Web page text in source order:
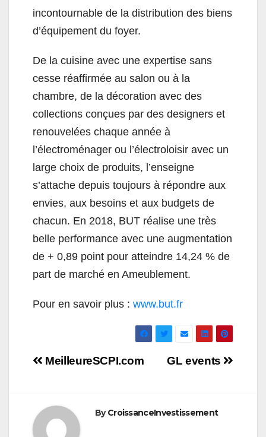
incontournable de la distribution des biens
d’équipement du foyer.
De la cuisine avec une expertise sans
cesse réaffirmée au salon ou à la
chambre, de la décoration avec des
collections conçues par des designers et
renouvelées chaque année à
l’électroménager ou l’électroloisir avec un
large choix de produits, l’enseigne
s’attache depuis toujours à répondre aux
envies, aux besoins et aux budgets de
chacun. En 2018, BUT réalise une très
belle performance avec une augmentation
de + 0,89 point pour atteindre 14,24 % de
part de marché en Ameublement.
Pour en savoir plus : www.but.fr
Navigation
l’article
GL events
MeilleureSCPI.com
ByCroissanceInvestissement